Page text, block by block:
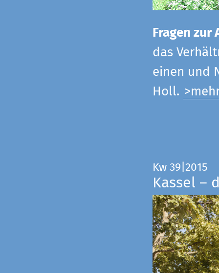
Fragen
das
einen und
Holl.
Kw 39|2015
Kassel –